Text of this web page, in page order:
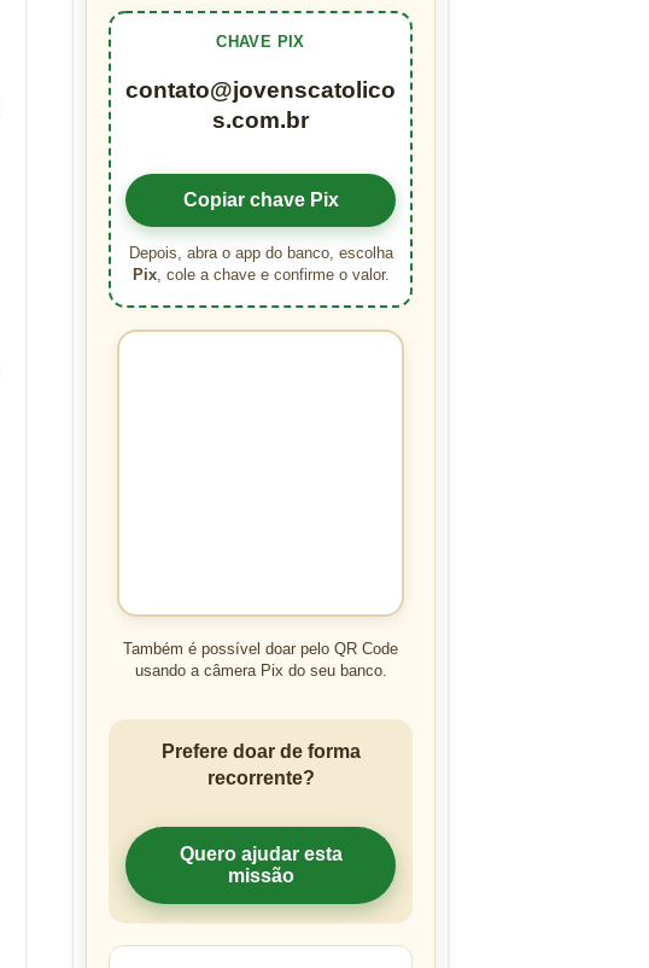
CHAVE PIX
contato@jovenscatolico
s.com.br
Copiar chave Pix
Depois, abra o app do banco, escolha
Pix, cole a chave e confirme o valor.
Também é possível doar pelo QR Code
usando a câmera Pix do seu banco.
Prefere doar de forma
recorrente?
Quero ajudar esta
missão